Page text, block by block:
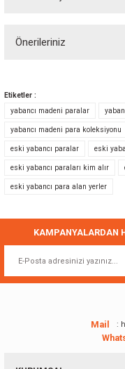
Önerileriniz
Görüş ve önerileriniz için
Ürün resmi kalitesiz,
Ürün açıklamasında eksik
Ürün bilgilerinde hatalar
Bu ürüne benzer farklı
Etiketler :
yabancı madeni paralar
yabancı madeni para koleksiyonu
eski yabancı paralar eski
eski yabancı paraları kim alır
eski yabancı para alan yerler
KAMPANYALARDAN
Mail :